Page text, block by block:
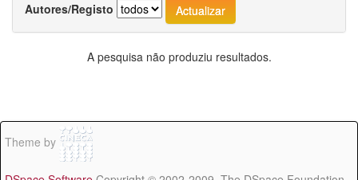
Autores/Registo
A pesquisa não produziu resultados.
Theme by